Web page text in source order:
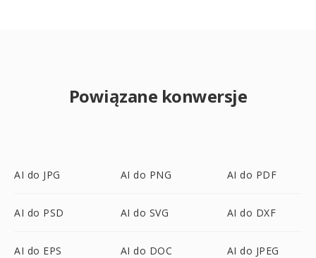
Powiązane konwersje
AI do JPG AI do PNG AI do PDF
AI do PSD AI do SVG AI do DXF
AI do EPS AI do DOC AI do JPEG